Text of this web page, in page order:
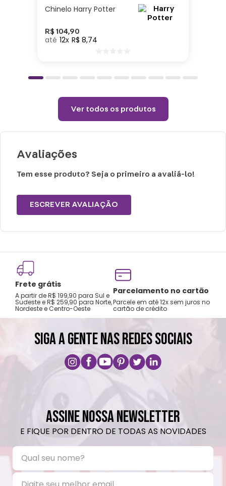
congelador.
Choques ou quedas podem danificar o
produto.
Lavar com água, esponja macia e sabão
Não vai á lava-louças e nem ao micro-
Não utilizar produtos químicos ou
abrasivos.
Chinelo Harry Potter
R$ 104,90
12 R$ 8,74
Ver todos os produtos
Avaliações
Tem esse produto? Seja o primeiro a avaliá-lo!
ESCREVER AVALIAÇÃO
Frete grátis
A partir de R$ 199,90 para Sul e
Sudeste e R$ 259,90 para Norte,
Nordeste e Centro-Oeste
Parcelamento no cartão
Parcele em até 12x sem juros no
cartão de crédito
SIGA A GENTE NAS REDES SOCIAIS
ASSINE NOSSA NEWSLETTER
E FIQUE POR DENTRO DE TODAS AS NOVIDADES